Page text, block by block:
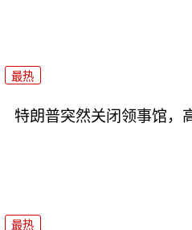
最热
特朗普突然关闭领事馆，
最热